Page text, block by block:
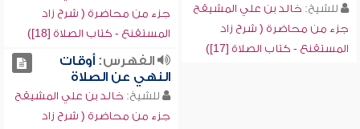
للشيخ: خالد بن علي المشيقح
جزء من محاضرة ( شرح زاد
المستقنع - كتاب الصلاة [17])
جزء من محاضرة ( شرح زاد
المستقنع - كتاب الصلاة [18])
الفهرس:أوقات
النهي عن الصلاة
للشيخ: خالد بن علي المشيقح
جزء من محاضرة ( شرح زاد